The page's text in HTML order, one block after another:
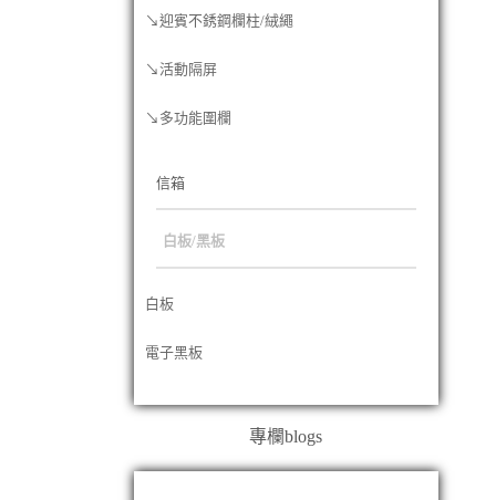
↘迎賓不銹鋼欄柱/絨繩
↘活動隔屏
↘多功能圍欄
信箱
白板/黑板
白板
電子黑板
專欄blogs